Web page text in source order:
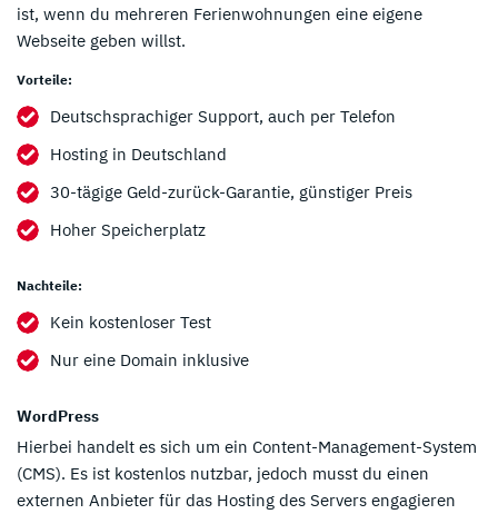
ist, wenn du mehreren Ferienwohnungen eine eigene
Webseite geben willst.
Vorteile:
Deutschsprachiger Support, auch per Telefon
Hosting in Deutschland
30-tägige Geld-zurück-Garantie, günstiger Preis
Hoher Speicherplatz
Nachteile:
Kein kostenloser Test
Nur eine Domain inklusive
WordPress
Hierbei handelt es sich um ein Content-Management-System
(CMS). Es ist kostenlos nutzbar, jedoch musst du einen
externen Anbieter für das Hosting des Servers engagieren